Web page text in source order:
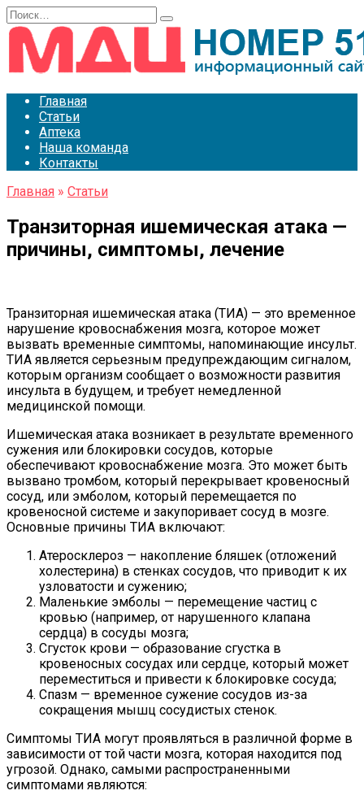
Перейти
к
содержанию
Search
for:
Главная
Статьи
Аптека
Наша команда
Контакты
Главная » Статьи
Транзиторная ишемическая атака —
причины, симптомы, лечение
Транзиторная ишемическая атака (ТИА) — это временное
нарушение кровоснабжения мозга, которое может
вызвать временные симптомы, напоминающие инсульт.
ТИА является серьезным предупреждающим сигналом,
которым организм сообщает о возможности развития
инсульта в будущем, и требует немедленной
медицинской помощи.
Ишемическая атака возникает в результате временного
сужения или блокировки сосудов, которые
обеспечивают кровоснабжение мозга. Это может быть
вызвано тромбом, который перекрывает кровеносный
сосуд, или эмболом, который перемещается по
кровеносной системе и закупоривает сосуд в мозге.
Основные причины ТИА включают:
Атеросклероз — накопление бляшек (отложений
холестерина) в стенках сосудов, что приводит к их
узловатости и сужению;
Маленькие эмболы — перемещение частиц с
кровью (например, от нарушенного клапана
сердца) в сосуды мозга;
Сгусток крови — образование сгустка в
кровеносных сосудах или сердце, который может
переместиться и привести к блокировке сосуда;
Спазм — временное сужение сосудов из-за
сокращения мышц сосудистых стенок.
Симптомы ТИА могут проявляться в различной форме в
зависимости от той части мозга, которая находится под
угрозой. Однако, самыми распространенными
симптомами являются: